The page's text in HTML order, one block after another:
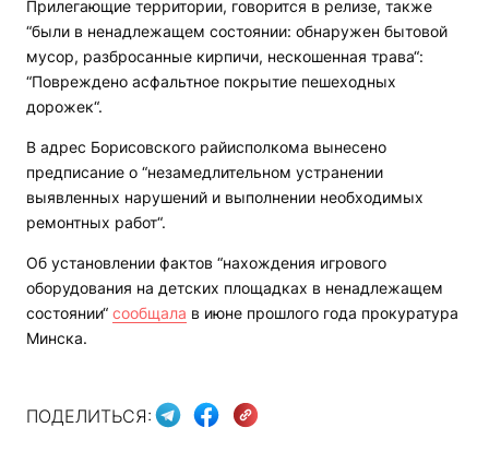
Прилегающие территории, говорится в релизе, также
“были в ненадлежащем состоянии: обнаружен бытовой
мусор, разбросанные кирпичи, нескошенная трава“:
“Повреждено асфальтное покрытие пешеходных
дорожек“.
В адрес Борисовского райисполкома вынесено
предписание о “незамедлительном устранении
выявленных нарушений и выполнении необходимых
ремонтных работ“.
Об установлении фактов “нахождения игрового
оборудования на детских площадках в ненадлежащем
состоянии“ сообщала в июне прошлого года прокуратура
Минска.
ПОДЕЛИТЬСЯ: